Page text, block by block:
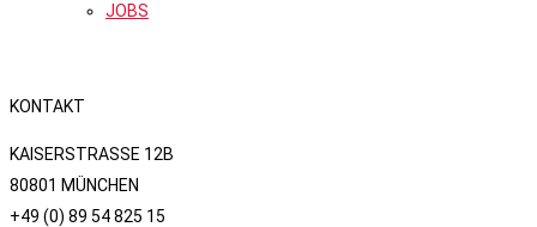
JOBS
KONTAKT
KAISERSTRASSE 12B
80801 MÜNCHEN
+49 (0) 89 54 825 15